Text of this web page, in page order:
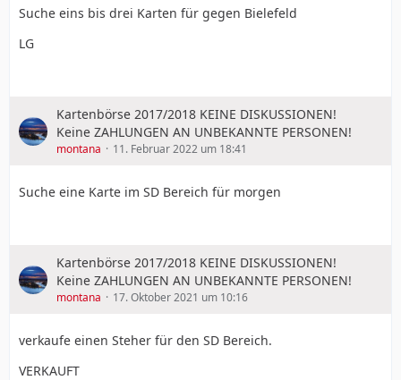
Suche eins bis drei Karten für gegen Bielefeld
LG
Kartenbörse 2017/2018 KEINE DISKUSSIONEN!
Keine ZAHLUNGEN AN UNBEKANNTE PERSONEN!
montana 11. Februar 2022 um 18:41
Suche eine Karte im SD Bereich für morgen
Kartenbörse 2017/2018 KEINE DISKUSSIONEN!
Keine ZAHLUNGEN AN UNBEKANNTE PERSONEN!
montana 17. Oktober 2021 um 10:16
verkaufe einen Steher für den SD Bereich.
VERKAUFT